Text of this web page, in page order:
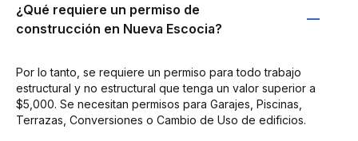
¿Qué requiere un permiso de
construcción en Nueva Escocia?
Por lo tanto, se requiere un permiso para todo trabajo
estructural y no estructural que tenga un valor superior a
$5,000. Se necesitan permisos para Garajes, Piscinas,
Terrazas, Conversiones o Cambio de Uso de edificios.